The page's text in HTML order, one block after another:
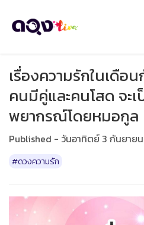
เรื่องความรักในเดือ
คนมีคู่และคนโสด จะเ
พยากรณ์โดยหมอกูล
Published - วันอาทิตย์ 3 กันยาย
#ดวงความรัก